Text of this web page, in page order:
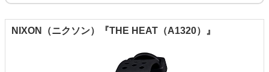
NIXON（ニクソン）『THE HEAT（A1320）』